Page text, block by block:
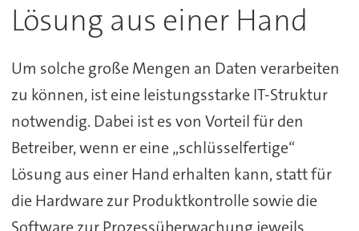
Lösung aus einer Hand
Um solche große Mengen an Daten verarbeiten
zu können, ist eine leistungsstarke IT-Struktur
notwendig. Dabei ist es von Vorteil für den
Betreiber, wenn er eine „schlüsselfertige“
Lösung aus einer Hand erhalten kann, statt für
die Hardware zur Produktkontrolle sowie die
Software zur Prozessüberwachung jeweils